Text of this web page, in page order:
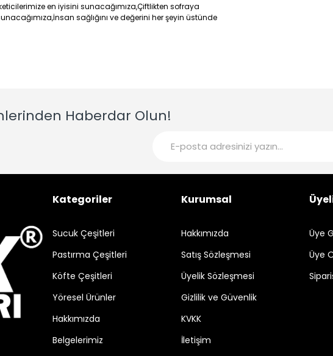
en iyisini sunacağımıza,Çiftlikten sofraya
sağlığını ve değerini her şeyin üstünde
Haberdar Olun!
Kategoriler
Sucuk Çeşitleri
Pastırma Çeşitleri
Köfte Çeşitleri
Yöresel Ürünler
Hakkımızda
Belgelerimiz
Kurumsal
Hakkımızda
Satış Sözleşmesi
Üyelik Sözleşmesi
Gizlilik ve Güvenlik
KVKK
İletişim
Üye
Üye